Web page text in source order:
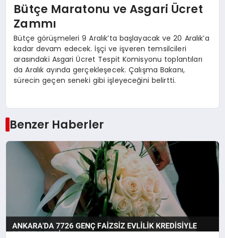
Bütçe Maratonu ve Asgari Ücret
Zammı
Bütçe görüşmeleri 9 Aralık’ta başlayacak ve 20 Aralık’a
kadar devam edecek. İşçi ve işveren temsilcileri
arasındaki Asgari Ücret Tespit Komisyonu toplantıları
da Aralık ayında gerçekleşecek. Çalışma Bakanı,
sürecin geçen seneki gibi işleyeceğini belirtti.
Benzer Haberler